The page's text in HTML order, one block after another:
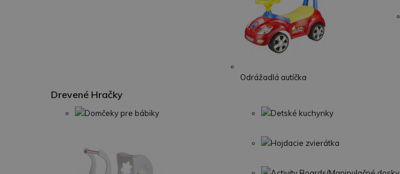
Odrážadlá autíčka
Drevené Hračky
Domčeky pre bábiky Detské kuchynky
Hojdacie zvierátka